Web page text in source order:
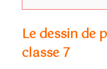
Le dessin de
classe 7